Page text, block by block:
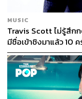
MUSIC
Travis Scott ไม่รู้สึก
มีชื่อเข้าชิงมาแล้ว 10